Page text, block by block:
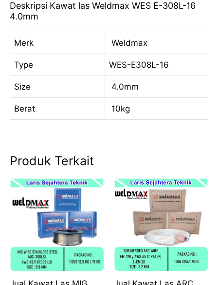
Deskripsi Kawat las Weldmax WES E-308L-16
4.0mm
Merk Weldmax
Type WES-E308L-16
Size 4.0mm
Berat 10kg
Produk Terkait